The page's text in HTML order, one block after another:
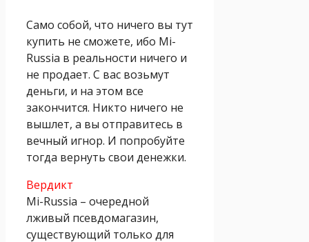
Само собой, что ничего вы тут
купить не сможете, ибо Mi-
Russia в реальности ничего и
не продает. С вас возьмут
деньги, и на этом все
закончится. Никто ничего не
вышлет, а вы отправитесь в
вечный игнор. И попробуйте
тогда вернуть свои денежки.
Вердикт
Mi-Russia – очередной
лживый псевдомагазин,
существующий только для